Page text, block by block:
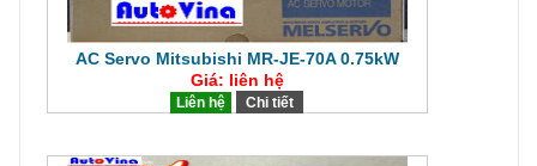
AC Servo Mitsubishi MR-JE-70A 0.75kW
Giá: liên hệ
Liên hệ Chi tiết